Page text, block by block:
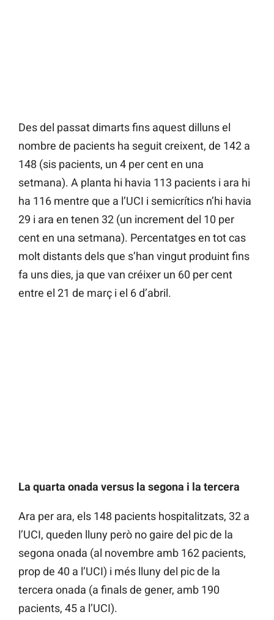
Des del passat dimarts fins aquest dilluns el
nombre de pacients ha seguit creixent, de 142 a
148 (sis pacients, un 4 per cent en una
setmana). A planta hi havia 113 pacients i ara hi
ha 116 mentre que a l’UCI i semicrítics n’hi havia
29 i ara en tenen 32 (un increment del 10 per
cent en una setmana). Percentatges en tot cas
molt distants dels que s’han vingut produint fins
fa uns dies, ja que van créixer un 60 per cent
entre el 21 de març i el 6 d’abril.
La quarta onada versus la segona i la tercera
Ara per ara, els 148 pacients hospitalitzats, 32 a
l’UCI, queden lluny però no gaire del pic de la
segona onada (al novembre amb 162 pacients,
prop de 40 a l’UCI) i més lluny del pic de la
tercera onada (a finals de gener, amb 190
pacients, 45 a l’UCI).